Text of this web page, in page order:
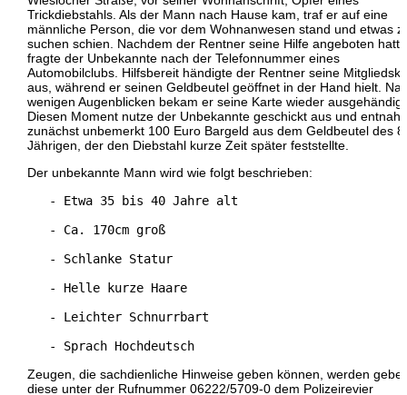
Trickdiebstahls. Als der Mann nach Hause kam, traf er auf eine
männliche Person, die vor dem Wohnanwesen stand und etwas
suchen schien. Nachdem der Rentner seine Hilfe angeboten
fragte der Unbekannte nach der Telefonnummer eines
Automobilclubs. Hilfsbereit händigte der Rentner seine
aus, während er seinen Geldbeutel geöffnet in der Hand hielt.
wenigen Augenblicken bekam er seine Karte wieder
Diesen Moment nutze der Unbekannte geschickt aus und
zunächst unbemerkt 100 Euro Bargeld aus dem Geldbeutel des
Jährigen, der den Diebstahl kurze Zeit später feststellte.
Der unbekannte Mann wird wie folgt beschrieben:
   - Etwa 35 bis 40 Jahre alt
   - Ca. 170cm groß
   - Schlanke Statur
   - Helle kurze Haare
   - Leichter Schnurrbart
   - Sprach Hochdeutsch
Zeugen, die sachdienliche Hinweise geben können, werden
diese unter der Rufnummer 06222/5709-0 dem Polizeirevier